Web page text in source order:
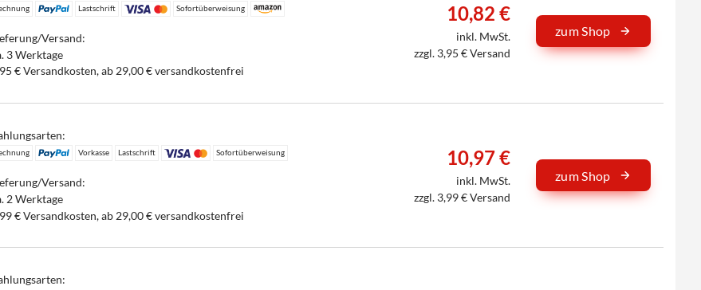
Lastschrift Sofortüberweisung
Versand:
3 Werktage
€ Versandkosten, ab 29,00 € versandkostenfrei
10,82 €
inkl. MwSt.
zzgl. 3,95 € Versand
zum Shop
Vorkasse Lastschrift Sofortüberweisung
Versand:
2 Werktage
€ Versandkosten, ab 29,00 € versandkostenfrei
10,97 €
inkl. MwSt.
zzgl. 3,99 € Versand
zum Shop